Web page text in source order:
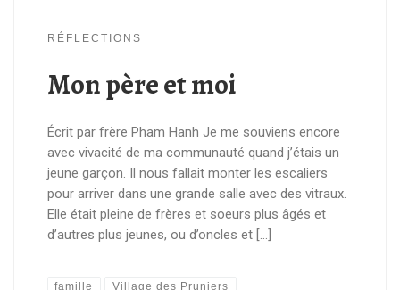
RÉFLECTIONS
Mon père et moi
Écrit par frère Pham Hanh Je me souviens encore
avec vivacité de ma communauté quand j’étais un
jeune garçon. Il nous fallait monter les escaliers
pour arriver dans une grande salle avec des vitraux.
Elle était pleine de frères et soeurs plus âgés et
d’autres plus jeunes, ou d’oncles et […]
famille Village des Pruniers